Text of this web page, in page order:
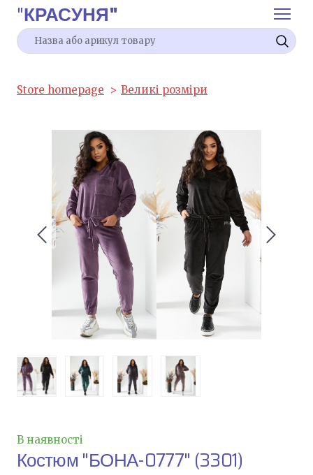
"КРАСУНЯ"
Store homepage Великі розміри
В наявності
Костюм "БОНА-0777" (3301)